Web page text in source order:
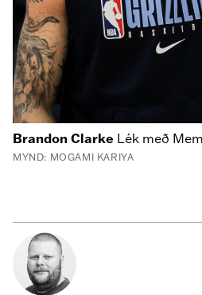
Brandon Clarke Lék með
MYND: MOGAMI KARIYA